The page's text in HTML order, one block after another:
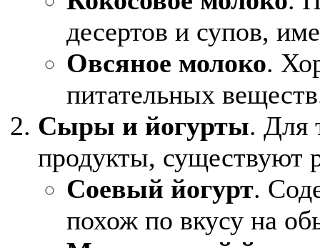
десертов и супов,
Овсяное молоко.
питательных
Сыры и йогурты. Для
продукты, существуют
Соевый йогурт.
похож по вкусу на